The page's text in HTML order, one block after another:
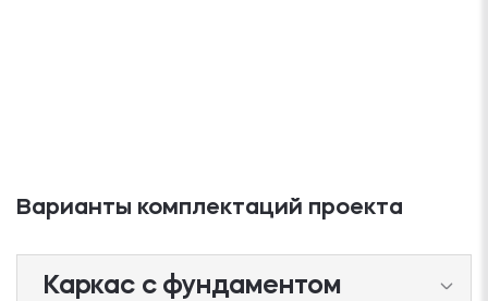
Варианты комплектаций проекта
Каркас с фундаментом